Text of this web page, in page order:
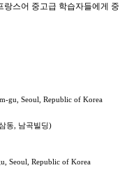
랑스어 중고급 학습자들에게 중
gu, Seoul, Republic of Korea
동, 남곡빌딩)
Seoul, Republic of Korea